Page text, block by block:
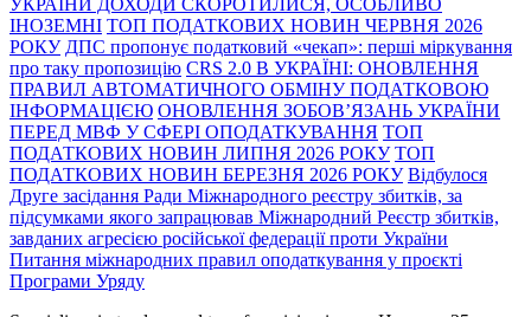
УКРАЇНИ ДОХОДИ СКОРОТИЛИСЯ, ОСОБЛИВО
ІНОЗЕМНІ TOП ПОДАТКОВИХ НОВИН ЧЕРВНЯ 2026
РОКУ ДПС пропонує податковий «чекап»: перші міркування
про таку пропозицію CRS 2.0 В УКРАЇНІ: ОНОВЛЕННЯ
ПРАВИЛ АВТОМАТИЧНОГО ОБМІНУ ПОДАТКОВОЮ
ІНФОРМАЦІЄЮ ОНОВЛЕННЯ ЗОБОВ’ЯЗАНЬ УКРАЇНИ
ПЕРЕД МВФ У СФЕРІ ОПОДАТКУВАННЯ TOП
ПОДАТКОВИХ НОВИН ЛИПНЯ 2026 РОКУ TOП
ПОДАТКОВИХ НОВИН БЕРЕЗНЯ 2026 РОКУ Відбулося
Друге засідання Ради Міжнародного реєстру збитків, за
підсумками якого запрацював Міжнародний Реєстр збитків,
завданих агресією російської федерації проти України
Питання міжнародних правил оподаткування у проєкті
Програми Уряду